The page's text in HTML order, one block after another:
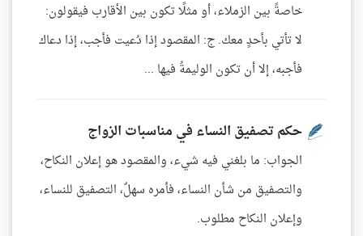
خاصةً بين الزملاء، أو مثلًا تكون بين الأقارب فيقولون:
لا تأتي بأحدٍ معك. ج: المقصود إذا دُعيت فأجب، إذا دعاك
فأجبه، إلا أن تكون الوليمةُ فيها ...
حكم تصفيق النساء في مناسبات الزواج
الجواب: ما بلغني فيه شيء، والمقصود هو إعلان النكاح،
والتصفيق من شأن النساء، فأمره سهلٌ، التصفيق للنساء،
وإعلان النكاح مطلوب.